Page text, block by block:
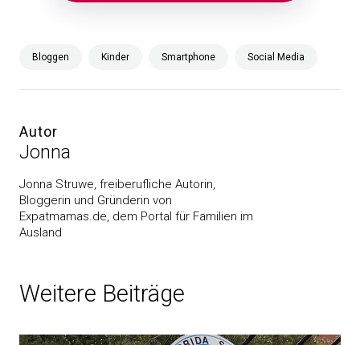
Bloggen Kinder Smartphone Social Media
Autor
Jonna
Jonna Struwe, freiberufliche Autorin,
Bloggerin und Gründerin von
Expatmamas.de, dem Portal für Familien im
Ausland
Weitere Beiträge